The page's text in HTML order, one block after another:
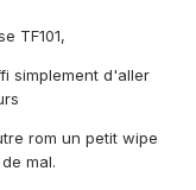
TF101,
simplement d'aller
rom un petit wipe
mal.